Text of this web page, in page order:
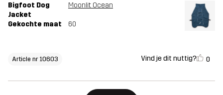
Bigfoot Dog
Jacket
Moonlit Ocean
Gekochte maat 60
Article nr 10603 Vind je dit nuttig? 0